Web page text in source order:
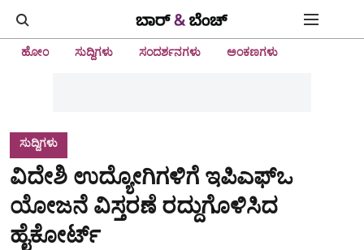
ಹೋಂ ಸುದ್ದಿಗಳು ಸಂದರ್ಶನಗಳು ಅಂಕಣಗಳು
ಸುದ್ದಿಗಳು
ವಿದೇಶಿ ಉದ್ಯೋಗಿಗಳಿಗೆ ಇಪಿಎಫ್‌ಒ
ಯೋಜನೆ ವಿಸ್ತರಣೆ ರದ್ದುಗೊಳಿಸಿದ
ಹೈಕೋರ್ಟ್‌